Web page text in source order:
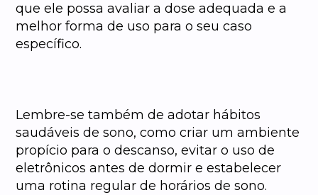
que ele possa avaliar a dose adequada e a
melhor forma de uso para o seu caso
específico.
Lembre-se também de adotar hábitos
saudáveis de sono, como criar um ambiente
propício para o descanso, evitar o uso de
eletrônicos antes de dormir e estabelecer
uma rotina regular de horários de sono.